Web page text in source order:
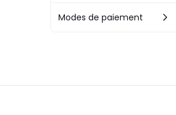
Modes de paiement